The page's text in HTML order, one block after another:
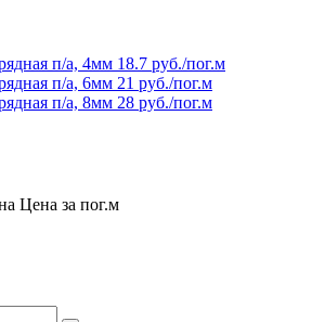
п/а, 4мм 18.7 руб./пог.м
п/а, 6мм 21 руб./пог.м
п/а, 8мм 28 руб./пог.м
Цена за пог.м